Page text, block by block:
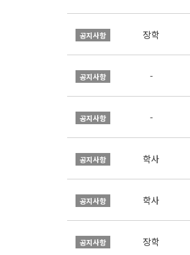
공지사항 장학
공지사항 -
공지사항 -
공지사항 학사
공지사항 학사
공지사항 장학